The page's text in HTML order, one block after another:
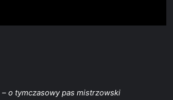
– o tymczasowy pas mistrzowski